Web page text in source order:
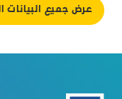
عرض جميع البيانات